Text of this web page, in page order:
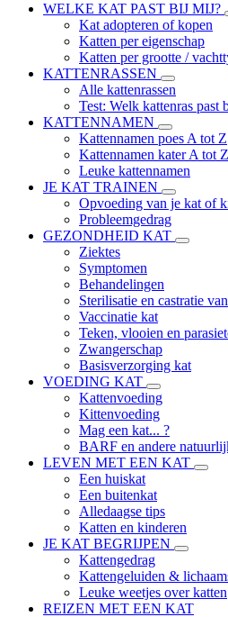
WELKE KAT PAST BIJ MIJ?
Kat adopteren of kopen
Katten per eigenschap
Katten per grootte /
KATTENRASSEN
Alle kattenrassen
Test: Welk kattenras past
KATTENNAMEN
Kattennamen poes A tot Z
Kattennamen kater A tot Z
Leuke kattennamen
JE KAT TRAINEN
Opvoeding van je kat of
Probleemgedrag
GEZONDHEID KAT
Ziektes
Symptomen
Behandelingen
Sterilisatie en castratie
Vaccinatie kat
Teken, vlooien en
Zwangerschap
Basisverzorging kat
VOEDING KAT
Kattenvoeding
Kittenvoeding
Mag een kat... ?
BARF en andere
LEVEN MET EEN KAT
Een huiskat
Een buitenkat
Alledaagse tips
Katten en kinderen
JE KAT BEGRIJPEN
Kattengedrag
Kattengeluiden &
Leuke weetjes over katten
REIZEN MET EEN KAT